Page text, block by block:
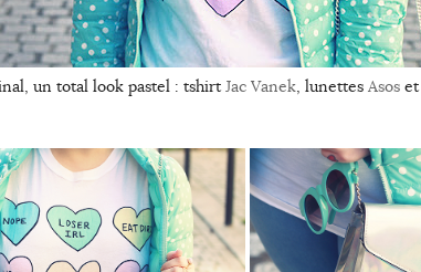
un total look pastel : tshirtJac Vanek, lunettes Asos et